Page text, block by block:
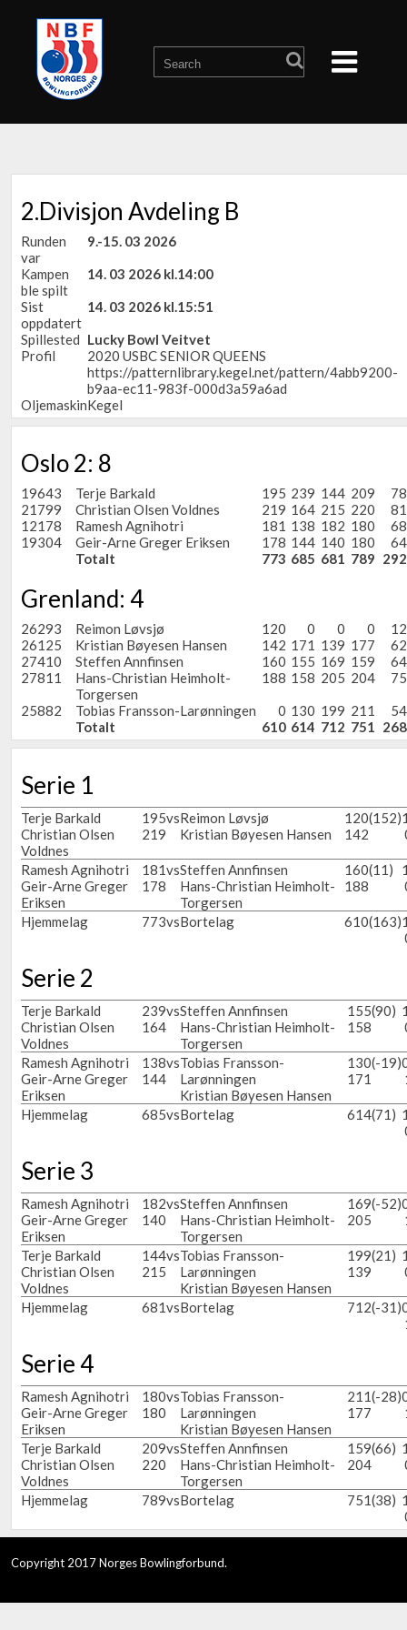
2.Divisjon Avdeling B
Runden
var
9.-15. 03 2026
Kampen
ble spilt
14. 03 2026 kl.14:00
Sist
oppdatert
14. 03 2026 kl.15:51
Spillested Lucky Bowl Veitvet
Profil
2020 USBC SENIOR QUEENS
https://patternlibrary.kegel.net/pattern/4abb9200-
b9aa-ec11-983f-000d3a59a6ad
OljemaskinKegel
Oslo 2: 8
19643 Terje Barkald 195 239 144 209
21799
Christian Olsen Voldnes 219 164 215 220
12178
Ramesh Agnihotri 181 138 182 180
19304
Geir-Arne Greger Eriksen 178 144 140 180
Totalt
773 685 681 789
Grenland: 4
26293 Reimon Løvsjø 120 0 0 0
26125
Kristian Bøyesen Hansen 142 171 139 177
27410
Steffen Annfinsen 160 155 169 159
27811
Hans-Christian Heimholt-
Torgersen
188 158 205 204
25882
Tobias Fransson-Larønningen 0 130 199 211
Totalt
610 614 712 751
Serie 1
Terje Barkald
Christian Olsen
Voldnes
195
219
vsReimon Løvsjø
Kristian Bøyesen Hansen
120
142
(152)
Ramesh Agnihotri
Geir-Arne Greger
Eriksen
181
178
vsSteffen Annfinsen
Hans-Christian Heimholt-
Torgersen
160
188
(11)
Hjemmelag 773vsBortelag 610(163)
Serie 2
Terje Barkald
Christian Olsen
Voldnes
239
164
vsSteffen Annfinsen
Hans-Christian Heimholt-
Torgersen
155
158
(90)
Ramesh Agnihotri
Geir-Arne Greger
Eriksen
138
144
vsTobias Fransson-
Larønningen
Kristian Bøyesen Hansen
130
171
(-19)
Hjemmelag 685vsBortelag 614(71)
Serie 3
Ramesh Agnihotri
Geir-Arne Greger
Eriksen
182
140
vsSteffen Annfinsen
Hans-Christian Heimholt-
Torgersen
169
205
(-52)
Terje Barkald
Christian Olsen
Voldnes
144
215
vsTobias Fransson-
Larønningen
Kristian Bøyesen Hansen
199
139
(21)
Hjemmelag 681vsBortelag 712(-31)
Serie 4
Ramesh Agnihotri
Geir-Arne Greger
Eriksen
180
180
vsTobias Fransson-
Larønningen
Kristian Bøyesen Hansen
211
177
(-28)
Terje Barkald
Christian Olsen
Voldnes
209
220
vsSteffen Annfinsen
Hans-Christian Heimholt-
Torgersen
159
204
(66)
Hjemmelag 789vsBortelag 751(38)
Copyright 2017 Norges Bowlingforbund.